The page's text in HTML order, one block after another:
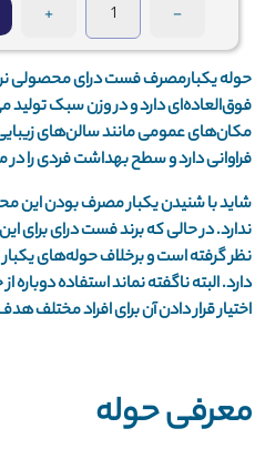
-
+
حوله یکبارمصرف فست درای محصولی
فوق‌العاده‌ای دارد و در وزن سبک تولید
مکان‌های عمومی مانند سالن‌های
فراوانی دارد و سطح بهداشت فردی را
شاید با شنیدن یکبار مصرف بودن این
ندارد. در حالی که برند فست درای
نظر گرفته است و برخلاف حوله‌های
دارد. البته ناگفته نماند استفاده
اختیار قرار دادن آن برای افراد مختلف
معرفی حوله